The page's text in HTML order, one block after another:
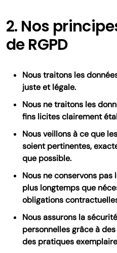
2. Nos
de RGPD
Nous traitons les
juste et légale.
Nous ne traitons les
fins licites clairement
Nous veillons à ce que
soient pertinentes,
que possible.
Nous ne conservons
plus longtemps que
obligations
Nous assurons la
personnelles grâce à
des pratiques